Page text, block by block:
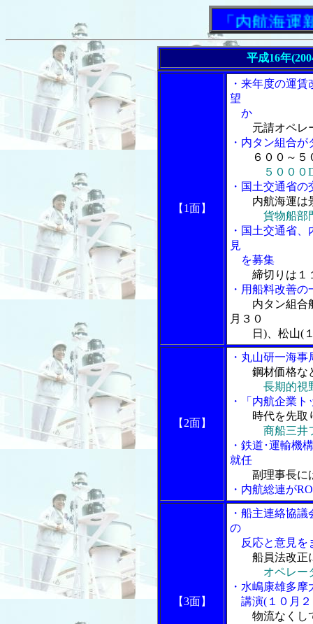
「内航海運新聞
平成16年
【1面】
・来年度の運
望
か
元請オペレ
・内タン組合
６００～
５０００
・国土交通省
内航海運は
貨物船部
・国土交通省
見
を募集
締切りは１
・用船料改善
内タン組合
月３０
日)、松山(１
【2面】
・丸山研一海
鋼材価格な
長期的視
・「内航企業
時代を先取
商船三井
・鉄道･運輸機
就任
副理事長に
・内航総連が
【3面】
・船主連絡協
の
反応と意見を
船員法改正
オペレー
・水嶋康雄多
講演(１０月２
物流なくし